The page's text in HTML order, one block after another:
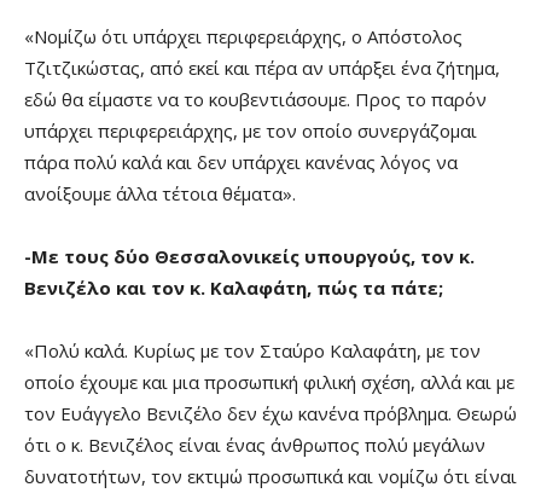
«Νομίζω ότι υπάρχει περιφερειάρχης, ο Απόστολος
Τζιτζικώστας, από εκεί και πέρα αν υπάρξει ένα ζήτημα,
εδώ θα είμαστε να το κουβεντιάσουμε. Προς το παρόν
υπάρχει περιφερειάρχης, με τον οποίο συνεργάζομαι
πάρα πολύ καλά και δεν υπάρχει κανένας λόγος να
ανοίξουμε άλλα τέτοια θέματα».
-Με τους δύο Θεσσαλονικείς υπουργούς, τον κ.
Βενιζέλο και τον κ. Καλαφάτη, πώς τα πάτε;
«Πολύ καλά. Κυρίως με τον Σταύρο Καλαφάτη, με τον
οποίο έχουμε και μια προσωπική φιλική σχέση, αλλά και με
τον Ευάγγελο Βενιζέλο δεν έχω κανένα πρόβλημα. Θεωρώ
ότι ο κ. Βενιζέλος είναι ένας άνθρωπος πολύ μεγάλων
δυνατοτήτων, τον εκτιμώ προσωπικά και νομίζω ότι είναι